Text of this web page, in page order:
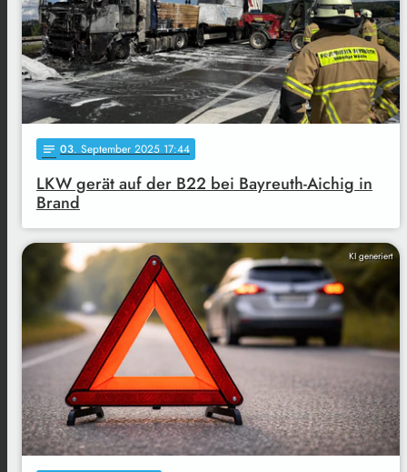
notes 03. September 2025 17:44
LKW gerät auf der B22 bei Bayreuth-Aichig in
Brand
KI generiert